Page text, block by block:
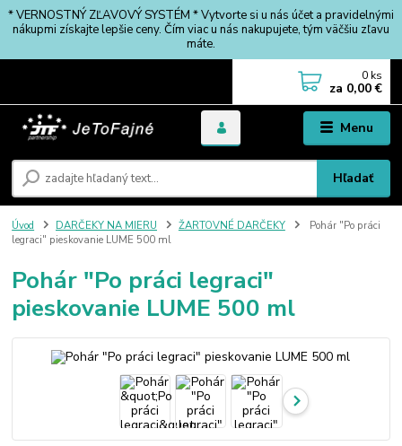
* VERNOSTNÝ ZĽAVOVÝ SYSTÉM * Vytvorte si u nás účet a pravidelnými
nákupmi získajte lepšie ceny. Čím viac u nás nakupujete, tým väčšiu zľavu
máte.
Menu
Hľadať
0 ks
za 0,00 €
Úvod DARČEKY NA MIERU ŽARTOVNÉ DARČEKY
Pohár "Po práci
legraci" pieskovanie LUME 500 ml
Pohár "Po práci legraci"
pieskovanie LUME 500 ml